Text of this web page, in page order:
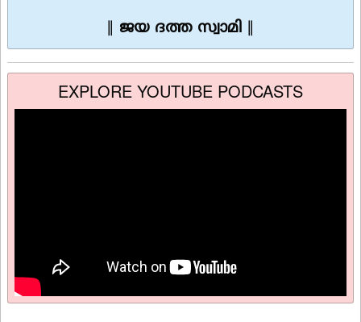
ജയ ദത്ത സ്വാമി
EXPLORE YOUTUBE PODCASTS